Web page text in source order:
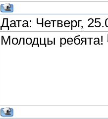
Дата: Четверг,
Молодцы ребята!